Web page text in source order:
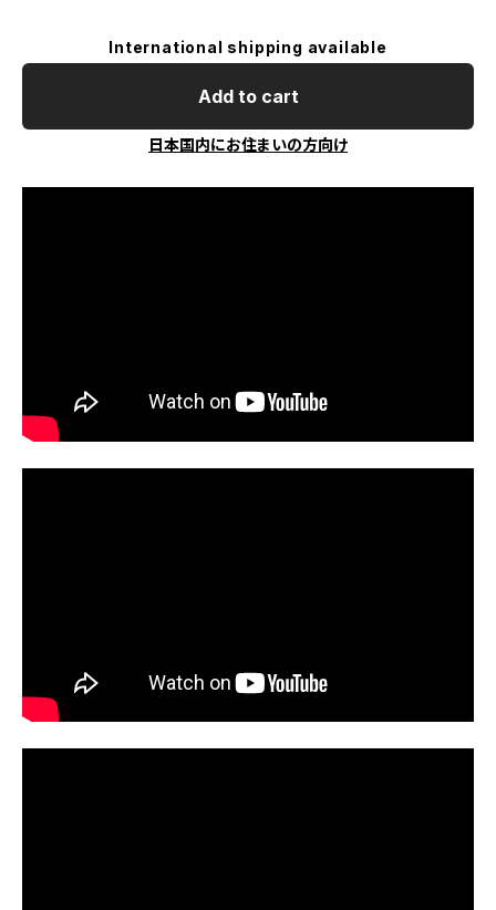
International shipping available
Add to cart
日本国内にお住まいの方向け